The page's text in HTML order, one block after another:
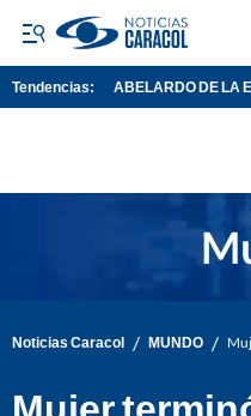
Tendencias: ABELARDO DE LA
Noticias Caracol / MUNDO /
Mujer